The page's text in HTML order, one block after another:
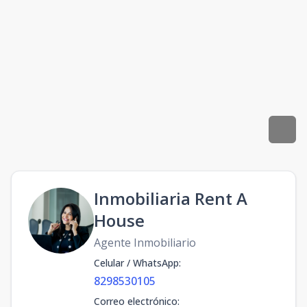
Inmobiliaria Rent A
House
Agente Inmobiliario
Celular / WhatsApp:
8298530105
Correo electrónico: